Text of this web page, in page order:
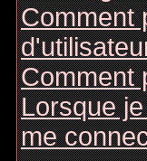
Comment
Comment
Lorsque
me